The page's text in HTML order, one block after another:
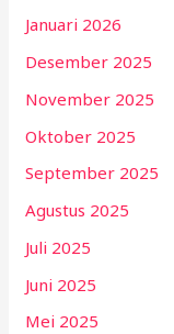
Januari 2026
Desember 2025
November 2025
Oktober 2025
September 2025
Agustus 2025
Juli 2025
Juni 2025
Mei 2025